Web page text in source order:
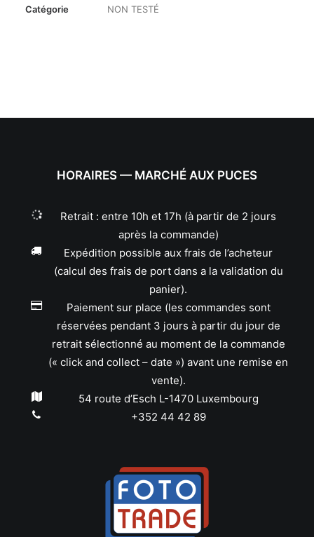
Catégorie
NON TESTÉ
HORAIRES — MARCHÉ AUX PUCES
Retrait : entre 10h et 17h (à partir de 2 jours
après la commande)
Expédition possible aux frais de l’acheteur
(calcul des frais de port dans a la validation du
panier).
Paiement sur place (les commandes sont
réservées pendant 3 jours à partir du jour de
retrait sélectionné au moment de la commande
(« click and collect – date ») avant une remise en
vente).
54 route d’Esch L-1470 Luxembourg
+352 44 42 89